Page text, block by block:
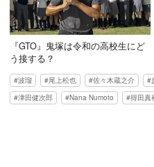
『GTO』鬼塚は令和の高校生にど
う接する？
波瑠 尾上松也 佐々木蔵之介
津田健次郎
Nana Numoto 得田真